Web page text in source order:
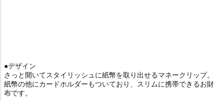
●デザイン
さっと開いてスタイリッシュに紙幣を取り出せるマネークリップ。
紙幣の他にカードホルダーもついており、スリムに携帯できるお財
布です。